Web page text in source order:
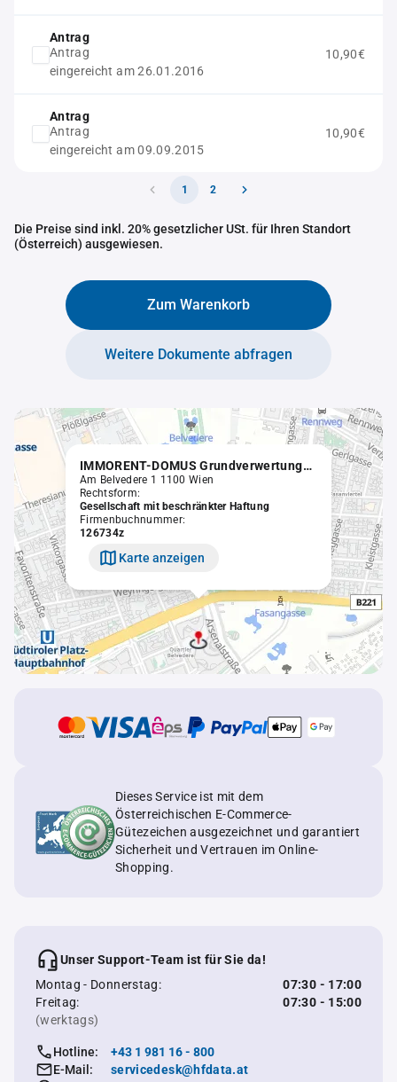
Antrag
Antrag
eingereicht am 26.01.2016
10,90€
Antrag
Antrag
eingereicht am 09.09.2015
10,90€
1 2
Die Preise sind inkl. 20% gesetzlicher USt. für Ihren Standort
(Österreich) ausgewiesen.
Zum Warenkorb
Weitere Dokumente abfragen
IMMORENT-DOMUS Grundverwertungsgesellschaft m.b.H.
Am Belvedere 1 1100 Wien
Rechtsform:
Gesellschaft mit beschränkter Haftung
Firmenbuchnummer:
126734z
Karte anzeigen
Dieses Service ist mit dem
Österreichischen E-Commerce-
Gütezeichen ausgezeichnet und garantiert
Sicherheit und Vertrauen im Online-
Shopping.
Unser Support-Team ist für Sie da!
Montag - Donnerstag:
07:30 - 17:00
Freitag:
07:30 - 15:00
(werktags)
Hotline:
+43 1 981 16 - 800
E-Mail:
servicedesk@hfdata.at